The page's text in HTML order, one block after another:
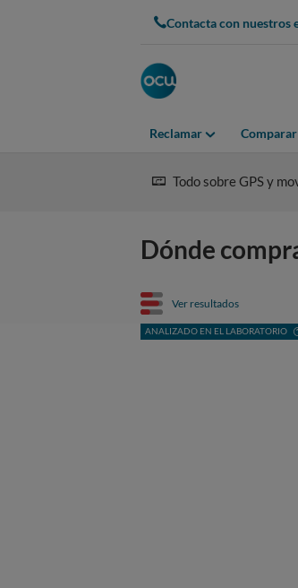
Contacta con nuestros
Reclamar
Todo sobre GPS y
Dónde
Ver resultados
ANALIZADO EN EL LABORATORIO